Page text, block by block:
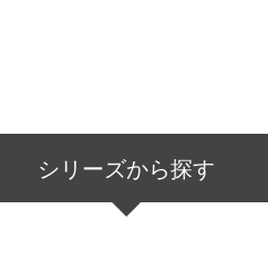
シリーズから探す